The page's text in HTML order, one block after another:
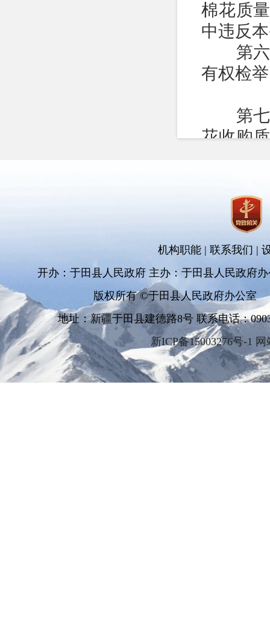
棉花质
中违反
第六
有权检
第七
花收购
规范，
的类别
标准的
量。
棉花
花。
第八条
求：
（一
机构职能 | 联系我们 |
开办：于田县人民政府 主办：于田县人民政府
版权所有 ©于田县人民政府办公室
地址：新疆于田县建德路8号 联系电话：
新ICP备15003276号-1